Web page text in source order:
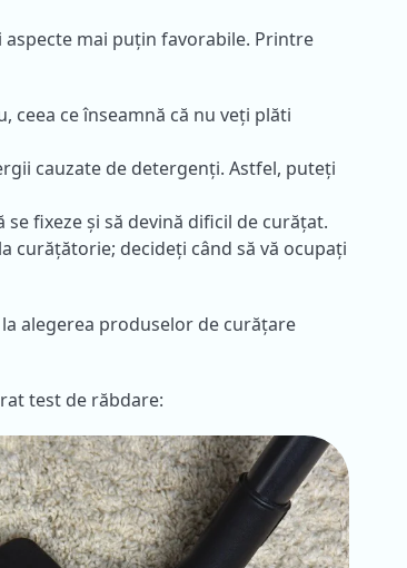
mai puțin favorabile. Printre
ce înseamnă că nu veți plăti
cauzate de detergenți. Astfel, puteți
fixeze și să devină dificil de curățat.
curățătorie; decideți când să vă ocupați
alegerea produselor de curățare
test de răbdare: